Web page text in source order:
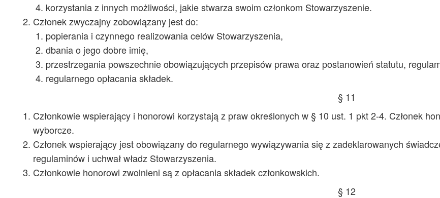
korzystania z innych możliwości, jakie stwarza swoim członkom Stowarzyszenie.
Członek zwyczajny zobowiązany jest do:
popierania i czynnego realizowania celów Stowarzyszenia,
dbania o jego dobre imię,
przestrzegania powszechnie obowiązujących przepisów prawa oraz postanowień statutu,
regularnego opłacania składek.
§ 11
Członkowie wspierający i honorowi korzystają z praw określonych w § 10 ust. 1 pkt 2-4. Członek
wyborcze.
Członek wspierający jest obowiązany do regularnego wywiązywania się z zadeklarowanych
regulaminów i uchwał władz Stowarzyszenia.
Członkowie honorowi zwolnieni są z opłacania składek członkowskich.
§ 12